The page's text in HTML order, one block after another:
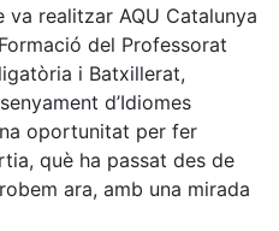
va realitzar AQU Catalunya
del Professorat
i Batxillerat,
d’Idiomes
oportunitat per fer
què ha passat des de
ara, amb una mirada